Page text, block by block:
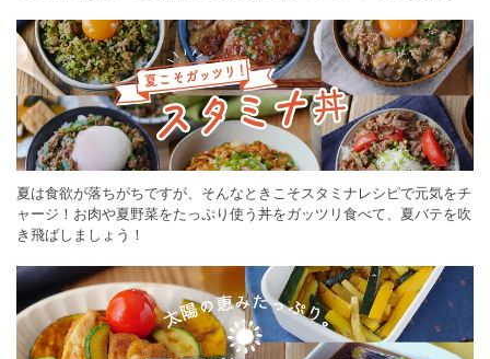
夏は食欲が落ちがちですが、そんなときこそスタミナレシピで元気をチ
ャージ！お肉や夏野菜をたっぷり使う丼をガッツリ食べて、夏バテを吹
き飛ばしましょう！